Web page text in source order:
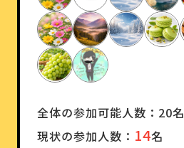
全体の参加可能人数：20名
現状の参加人数： 14名